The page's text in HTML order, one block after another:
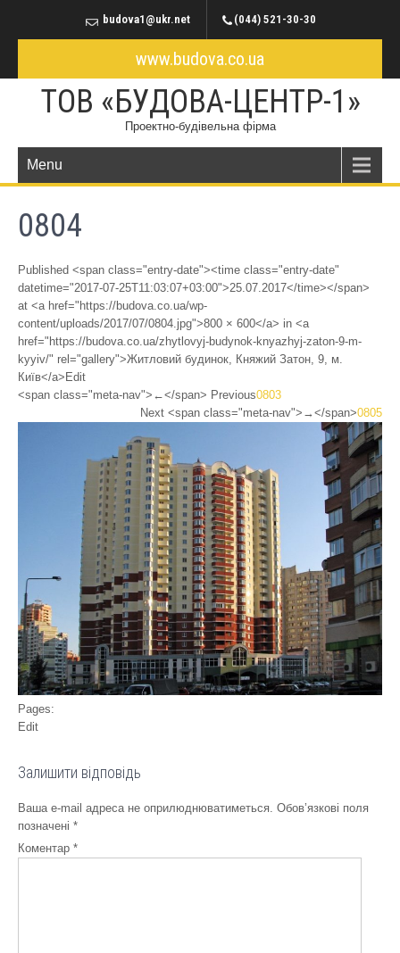
budova1@ukr.net (044) 521-30-30
www.budova.co.ua
ТОВ «БУДОВА-ЦЕНТР-1»
Проектно-будівельна фірма
Menu
0804
Published <span class="entry-date"><time class="entry-date"
datetime="2017-07-25T11:03:07+03:00">25.07.2017</time></span>
at <a href="https://budova.co.ua/wp-
content/uploads/2017/07/0804.jpg">800 × 600</a> in <a
href="https://budova.co.ua/zhytlovyj-budynok-knyazhyj-zaton-9-m-
kyyiv/" rel="gallery">Житловий будинок, Княжий Затон, 9, м.
Київ</a>Edit
<span class="meta-nav">←</span> Previous0803
Next <span class="meta-nav">→</span>0805
Pages:
Edit
Залишити відповідь
Ваша e-mail адреса не оприлюднюватиметься. Обов’язкові поля
позначені *
Коментар *